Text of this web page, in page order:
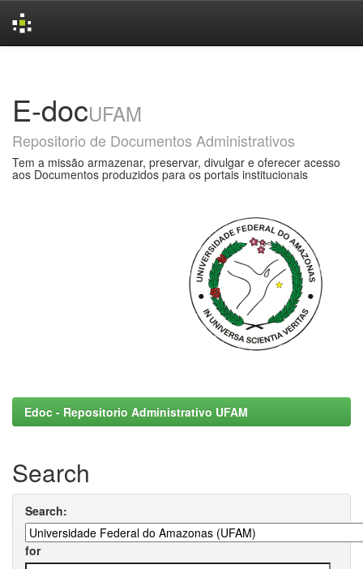
E-docUFAM
Repositorio de Documentos Administrativos
Tem a missão armazenar, preservar, divulgar e oferecer acesso
aos Documentos produzidos para os portais institucionais
Edoc - Repositorio Administrativo UFAM
Search
Search:
for